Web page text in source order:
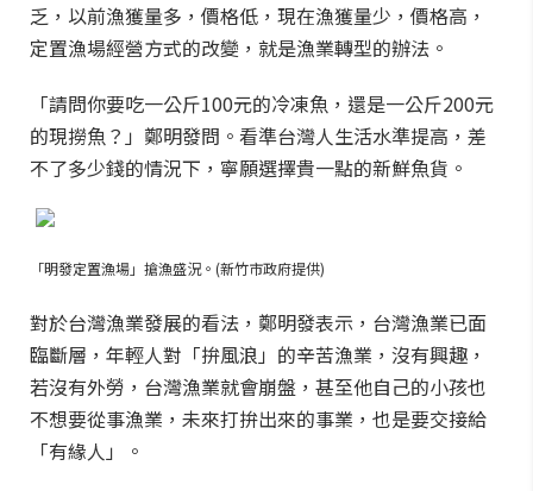
乏，以前漁獲量多，價格低，現在漁獲量少，價格高，
定置漁場經營方式的改變，就是漁業轉型的辦法。
「請問你要吃一公斤100元的冷凍魚，還是一公斤200元
的現撈魚？」鄭明發問。看準台灣人生活水準提高，差
不了多少錢的情況下，寧願選擇貴一點的新鮮魚貨。
「明發定置漁場」搶漁盛況。(新竹市政府提供)
對於台灣漁業發展的看法，鄭明發表示，台灣漁業已面
臨斷層，年輕人對「拚風浪」的辛苦漁業，沒有興趣，
若沒有外勞，台灣漁業就會崩盤，甚至他自己的小孩也
不想要從事漁業，未來打拚出來的事業，也是要交接給
「有緣人」。